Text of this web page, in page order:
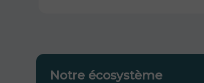
Notre écosystème